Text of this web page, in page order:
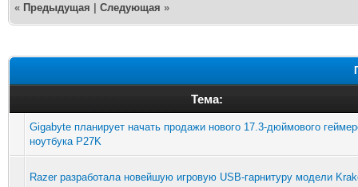
« Предыдущая Следующая »
Тема:
Gigabyte планирует начать продажи нового 17.3-дюймового
ноутбука P27K
Razer разработала новейшую игровую USB-гарнитуру модели